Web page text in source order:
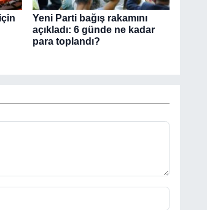
Yeni Parti bağış rakamını
açıkladı: 6 günde ne kadar
para toplandı?